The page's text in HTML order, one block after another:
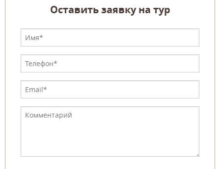
Оставить заявку на тур